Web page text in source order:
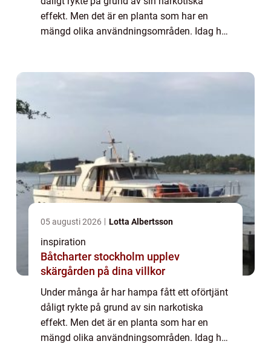
effekt. Men det är en planta som har en
mängd olika användningsområden. Idag har
05 augusti 2026 Lotta Albertsson
inspiration
Båtcharter stockholm upplev
skärgården på dina villkor
Under många år har hampa fått ett oförtjänt
dåligt rykte på grund av sin narkotiska
effekt. Men det är en planta som har en
mängd olika användningsområden. Idag har